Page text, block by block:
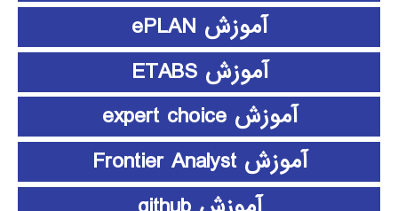
آموزش ePLAN
آموزش ETABS
آموزش expert choice
آموزش Frontier Analyst